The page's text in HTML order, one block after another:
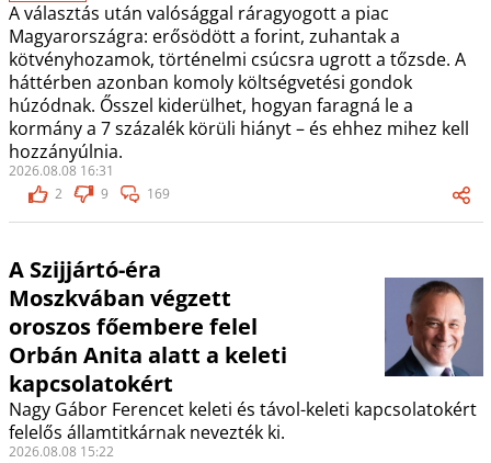
A választás után valósággal ráragyogott a piac
Magyarországra: erősödött a forint, zuhantak a
kötvényhozamok, történelmi csúcsra ugrott a tőzsde. A
háttérben azonban komoly költségvetési gondok
húzódnak. Ősszel kiderülhet, hogyan faragná le a
kormány a 7 százalék körüli hiányt – és ehhez mihez kell
hozzányúlnia.
2026.08.08 16:31
2
9 169
A Szijjártó-éra
Moszkvában végzett
oroszos főembere felel
Orbán Anita alatt a keleti
kapcsolatokért
Nagy Gábor Ferencet keleti és távol-keleti kapcsolatokért
felelős államtitkárnak nevezték ki.
2026.08.08 15:22